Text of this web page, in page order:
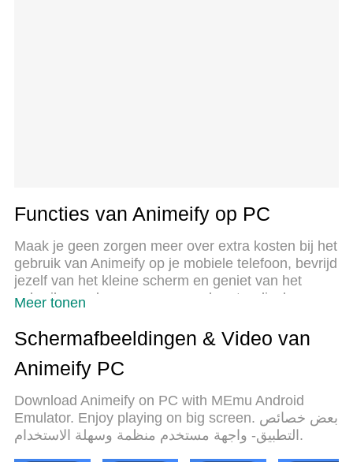
Functies van Animeify op PC
Maak je geen zorgen meer over extra kosten bij het
gebruik van Animeify op je mobiele telefoon, bevrijd
jezelf van het kleine scherm en geniet van het
gebruik van de app op een veel groter display.
app met toetsenbord en muis. MEmu biedt je alle
verrassende functies die je verwachtte: snelle
installatie en eenvoudige configuratie, intuïtieve
mobiele data en storende oproepen. De
gloednieuwe MEmu 9 is de beste keuze voor het
gebruik van Animeify op je computer. MEmu multi-
Meer tonen
Schermafbeeldingen & Video van
Animeify PC
Download Animeify on PC with MEmu Android
Emulator. Enjoy playing on big screen. بعض خصائص
التطبيق- واجهة مستخدم منظمة وسهلة الاستخدام.